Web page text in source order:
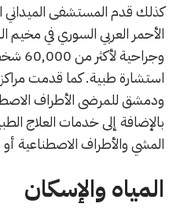
كذلك قدم المستشفى الميداني
الأحمر العربي السوري في
استشارة طبية. كما قدمت
ودمشق للمرضى الأطراف
بالإضافة إلى خدمات العلاج
المشي والأطراف الاصطناعية أو
المياه والإسكان